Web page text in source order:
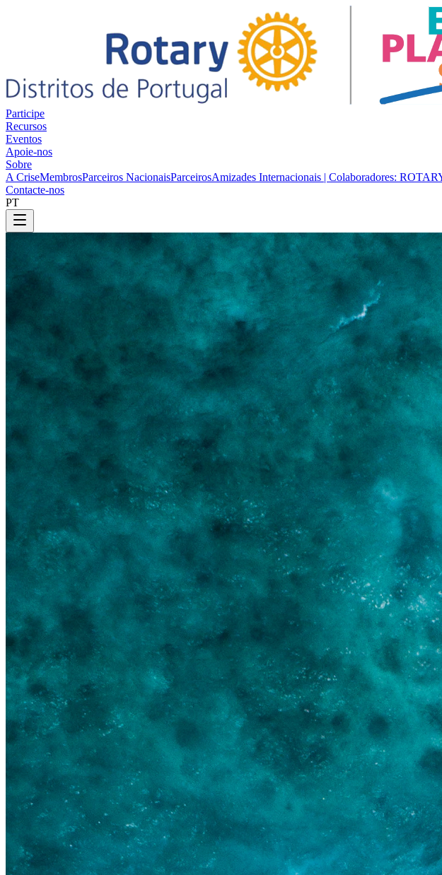
Participe
Recursos
Eventos
Apoie-nos
Sobre
A CriseMembrosParceiros NacionaisParceirosAmizades Internacionais | Colaboradores:
Contacte-nos
PT